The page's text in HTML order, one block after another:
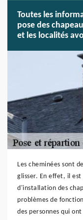
Toutes les
pose des
et les localités
Les cheminées sont
glisser. En effet, il
d'installation des
problèmes de
des personnes qui